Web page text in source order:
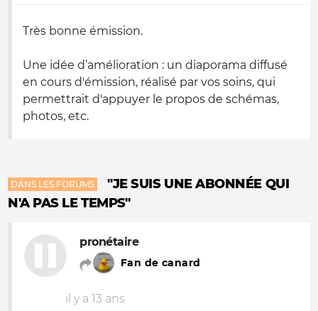
Très bonne émission.
Une idée d’amélioration : un diaporama diffusé
en cours d'émission, réalisé par vos soins, qui
permettrait d'appuyer le propos de schémas,
photos, etc.
DANS LES FORUMS
"JE SUIS UNE ABONNÉE QUI
N'A PAS LE TEMPS"
pronétaire
Fan de canard
il y a 13 ans